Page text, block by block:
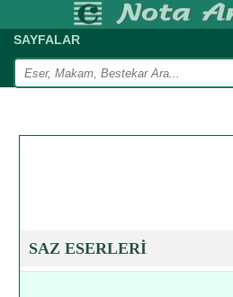
SAYFALAR
SAZ ESERLERİ